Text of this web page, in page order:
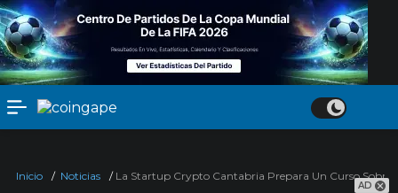
AD
Inicio / Noticias / La Startup Crypto Cantabria Prepara Un Curso Sobre